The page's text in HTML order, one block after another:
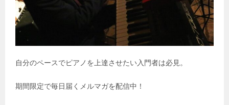
自分のペースでピアノを上達させたい入門者は必見。
期間限定で毎日届くメルマガを配信中！